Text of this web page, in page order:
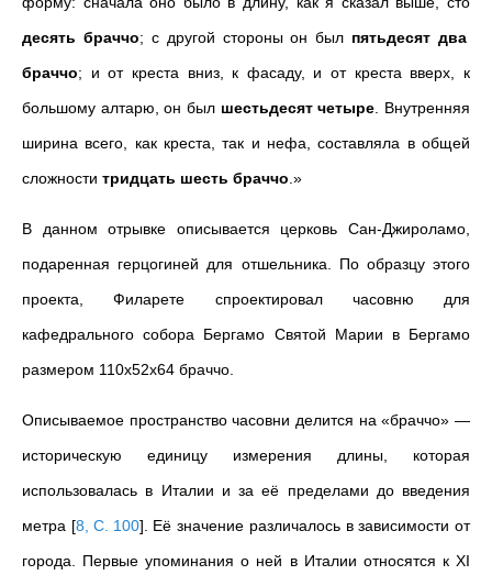
десять браччо; с другой стороны он был пятьдесят два
браччо; и от креста вниз, к фасаду, и от креста вверх, к
большому алтарю, он был шестьдесят четыре . Внутренняя
ширина всего, как креста, так и нефа, составляла в общей
сложности тридцать шесть браччо .»
В данном отрывке описывается церковь Сан-Джироламо,
подаренная герцогиней для отшельника. По образцу этого
проекта, Филарете спроектировал часовню для
кафедрального собора Бергамо Святой Марии в Бергамо
размером 110х52х64 браччо.
Описываемое пространство часовни делится на «браччо» —
историческую единицу измерения длины, которая
использовалась в Италии и за её пределами до введения
метра [8, С. 100] . Её значение различалось в зависимости от
города. Первые упоминания о ней в Италии относятся к XI